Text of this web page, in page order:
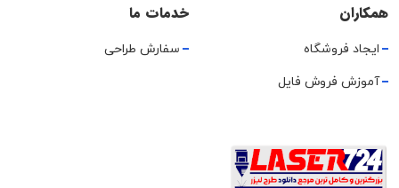
همکاران
ایجاد فروشگاه
آموزش فروش فایل
خدمات ما
سفارش طراحی